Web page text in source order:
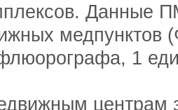
Данные
медпунктов
1
центрам